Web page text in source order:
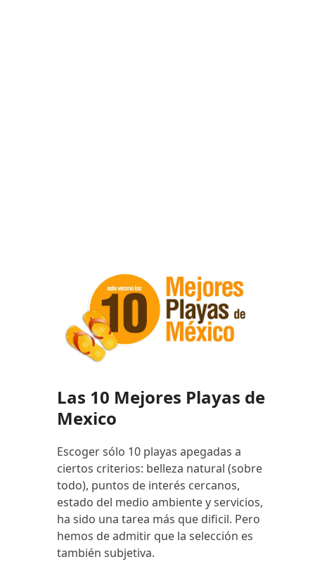
Las 10 Mejores Playas de
Mexico
Escoger sólo 10 playas apegadas a
ciertos criterios: belleza natural (sobre
todo), puntos de interés cercanos,
estado del medio ambiente y servicios,
ha sido una tarea más que dificil. Pero
hemos de admitir que la selección es
también subjetiva.